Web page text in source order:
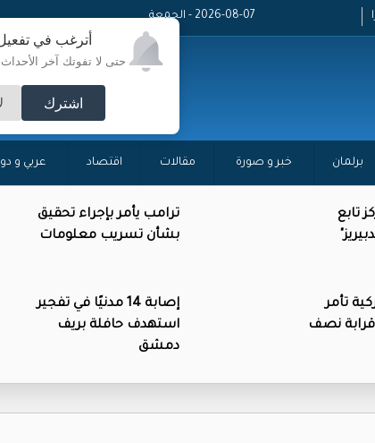
أترغب في
حتى لا تفوتك آخر الأحداث
اشترك
2026-08-07 - الجمعة
برلمان خبر و صورة مقالات اقتصاد عربي و
تابع
ترامب يأمر بإجراء تحقيق
بشأن تسريب معلومات
تأمر
قرابة نصف
إصابة 14 مدنيًا في تفجير
استهدف حافلة بريف
دمشق